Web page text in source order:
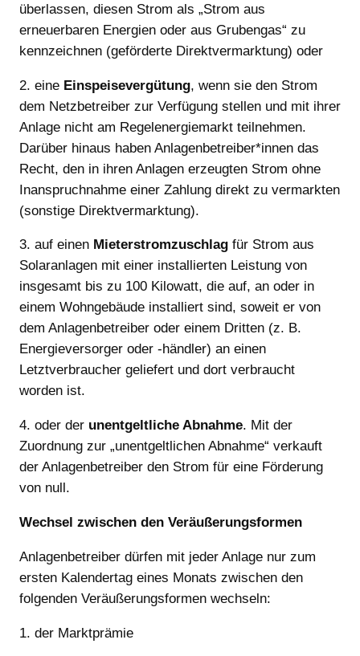
überlassen, diesen Strom als „Strom aus
erneuerbaren Energien oder aus Grubengas“ zu
kennzeichnen (geförderte Direktvermarktung) oder
2. eine Einspeisevergütung, wenn sie den Strom
dem Netzbetreiber zur Verfügung stellen und mit ihrer
Anlage nicht am Regelenergiemarkt teilnehmen.
Darüber hinaus haben Anlagenbetreiber*innen das
Recht, den in ihren Anlagen erzeugten Strom ohne
Inanspruchnahme einer Zahlung direkt zu vermarkten
(sonstige Direktvermarktung).
3. auf einen Mieterstromzuschlag für Strom aus
Solaranlagen mit einer installierten Leistung von
insgesamt bis zu 100 Kilowatt, die auf, an oder in
einem Wohngebäude installiert sind, soweit er von
dem Anlagenbetreiber oder einem Dritten (z. B.
Energieversorger oder -händler) an einen
Letztverbraucher geliefert und dort verbraucht
worden ist.
4. oder der unentgeltliche Abnahme. Mit der
Zuordnung zur „unentgeltlichen Abnahme“ verkauft
der Anlagenbetreiber den Strom für eine Förderung
von null.
Wechsel zwischen den Veräußerungsformen
Anlagenbetreiber dürfen mit jeder Anlage nur zum
ersten Kalendertag eines Monats zwischen den
folgenden Veräußerungsformen wechseln:
1. der Marktprämie